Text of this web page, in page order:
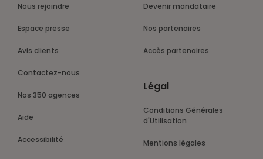
Nous rejoindre
Espace presse
Avis clients
Contactez-nous
Nos 350 agences
Aide
Accessibilité
Devenir mandataire
Nos partenaires
Accès partenaires
Légal
Conditions Générales
d'Utilisation
Mentions légales